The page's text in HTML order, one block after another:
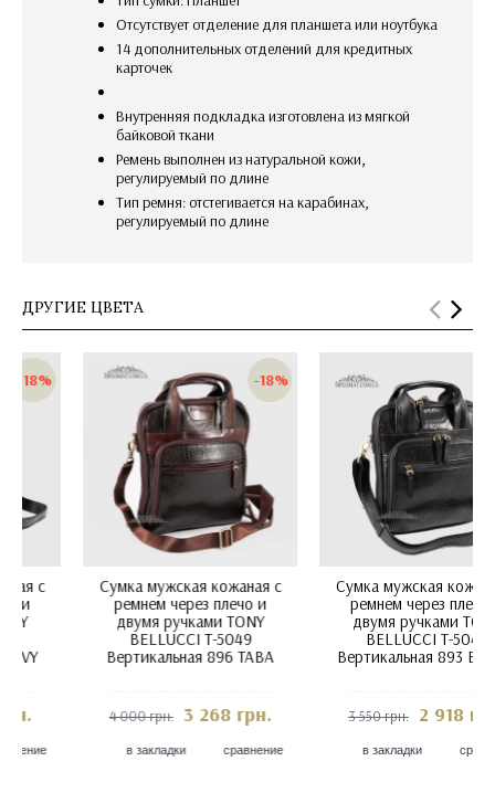
Отсутствует отделение для планшета или ноутбука
14 дополнительных отделений для кредитных
карточек
внутренняя подкладка изготовлена из мягкой
байковой ткани
Ремень выполнен из натуральной кожи,
регулируемый по длине
Тип ремня: отстегивается на карабинах,
регулируемый по длине
ДРУГИЕ ЦВЕТА
-18%
Сумка мужская кожаная с
ремнем через плечо и
двумя ручками TONY
BELLUCCI T-5049
Вертикальная 886 BROWN
Коричневый
4 000 грн. 3 268 грн.
сравнение
-18%
Сумка мужская кожаная с
ремнем через плечо и
двумя ручками TONY
BELLUCCI T-5049
Вертикальная 894 NAVY
BLUE
3 358 грн.
сравнение